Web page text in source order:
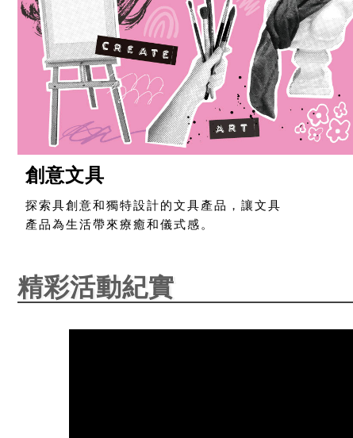
創意文具
探索具創意和獨特設計的文具產品，讓文具
產品為生活帶來療癒和儀式感。
精彩活動紀實